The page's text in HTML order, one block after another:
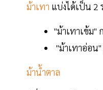
ม้าเทา แบ่งได้เป็น 2
"ม้าเทาเข้ม"
"ม้าเทาอ่อน
ม้าน้ำตาล